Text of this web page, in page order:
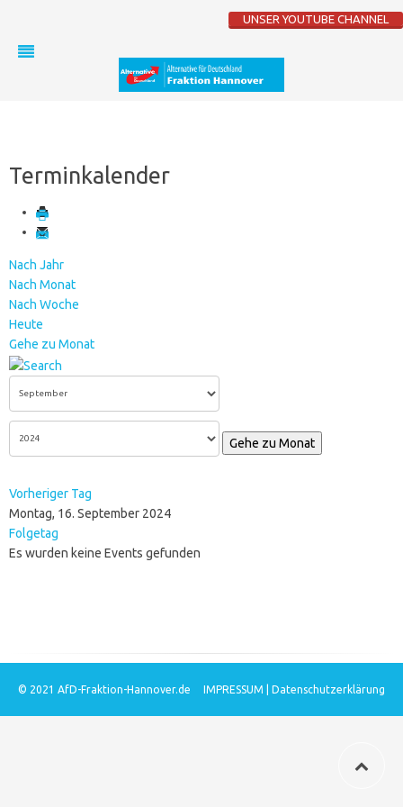
UNSER YOUTUBE CHANNEL
Terminkalender
Nach Jahr
Nach Monat
Nach Woche
Heute
Gehe zu Monat
Gehe zu Monat
Vorheriger Tag
Montag, 16. September 2024
Folgetag
Es wurden keine Events gefunden
© 2021 AfD-Fraktion-Hannover.de IMPRESSUM Datenschutzerklärung